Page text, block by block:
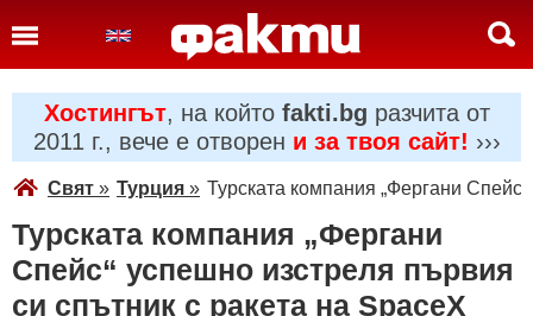
Хостингът, на който fakti.bg разчита от
2011 г., вече е отворен и за твоя сайт! ›››
Свят » Турция » Турската компания „Фергани
Турската компания „Фергани
Спейс“ успешно изстреля първия
си спътник с ракета на SpaceX